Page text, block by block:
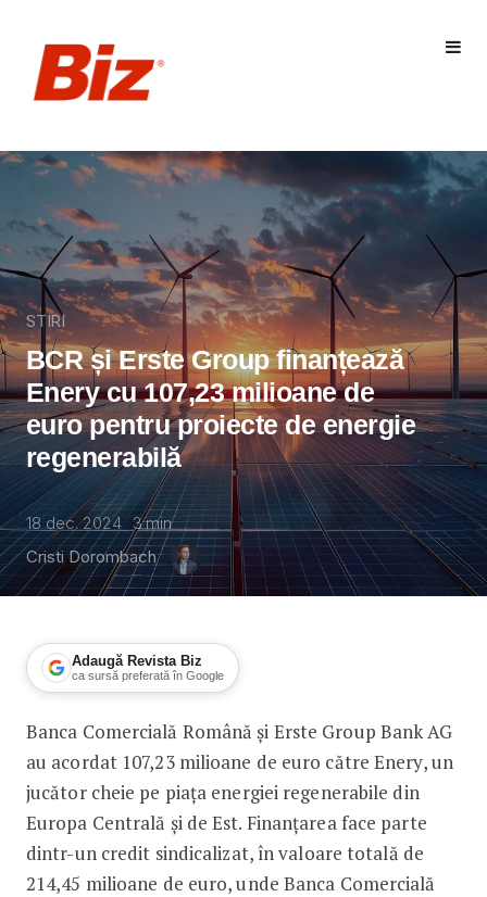
STIRI
BCR și Erste Group finanțează
Enery cu 107,23 milioane de
euro pentru proiecte de energie
regenerabilă
18 dec. 2024 3min
Cristi Dorombach
Adaugă Revista Biz
ca sursă preferată în Google
BCR și Erste Group finanțează
Banca Comercială Română și Erste Group Bank AG
au acordat 107,23 milioane de euro către Enery, un
jucător cheie pe piața energiei regenerabile din
Europa Centrală și de Est. Finanțarea face parte
dintr-un credit sindicalizat, în valoare totală de
214,45 milioane de euro, unde Banca Comercială